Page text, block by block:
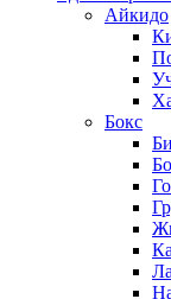
Айкидо
Бокс